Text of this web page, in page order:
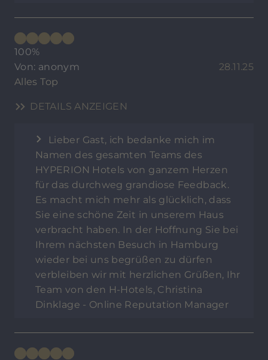
100%
Von: anonym
28.11.25
Alles Top
DETAILS ANZEIGEN
Lieber Gast, ich bedanke mich im
Namen des gesamten Teams des
HYPERION Hotels von ganzem Herzen
für das durchweg grandiose Feedback.
Es macht mich mehr als glücklich, dass
Sie eine schöne Zeit in unserem Haus
verbracht haben. In der Hoffnung Sie bei
Ihrem nächsten Besuch in Hamburg
wieder bei uns begrüßen zu dürfen
verbleiben wir mit herzlichen Grüßen, Ihr
Team von den H-Hotels, Christina
Dinklage - Online Reputation Manager